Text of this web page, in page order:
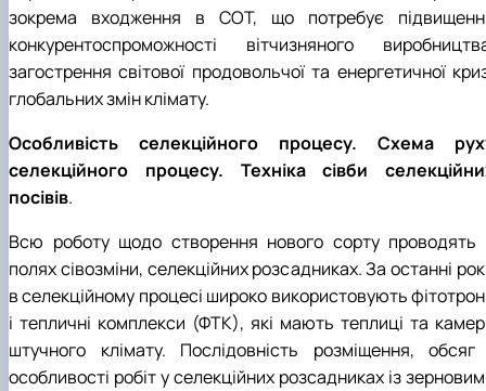
зокрема входження в СОТ, що потребує
конкурентоспроможності вітчизняного
загострення світової продовольчої та енергетичної
глобальних змін клімату.
Особливість селекційного процесу. Схема
селекційного процесу. Техніка сівби
посівів.
Всю роботу щодо створення нового сорту проводять
полях сівозміни, селекційних розсадниках. За останні
в селекційному процесі широко використовують
і тепличні комплекси (ФТК), які мають теплиці та
штучного клімату. Послідовність розміщення, обсяг
особливості робіт у селекційних розсадниках із